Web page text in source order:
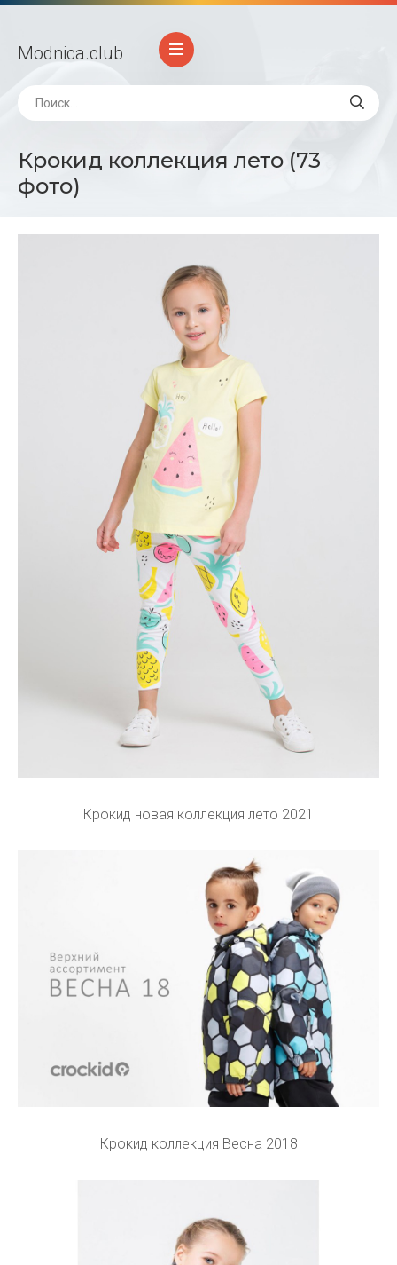
Modnica.club
Крокид коллекция лето (73
фото)
Крокид новая коллекция лето 2021
Крокид коллекция Весна 2018